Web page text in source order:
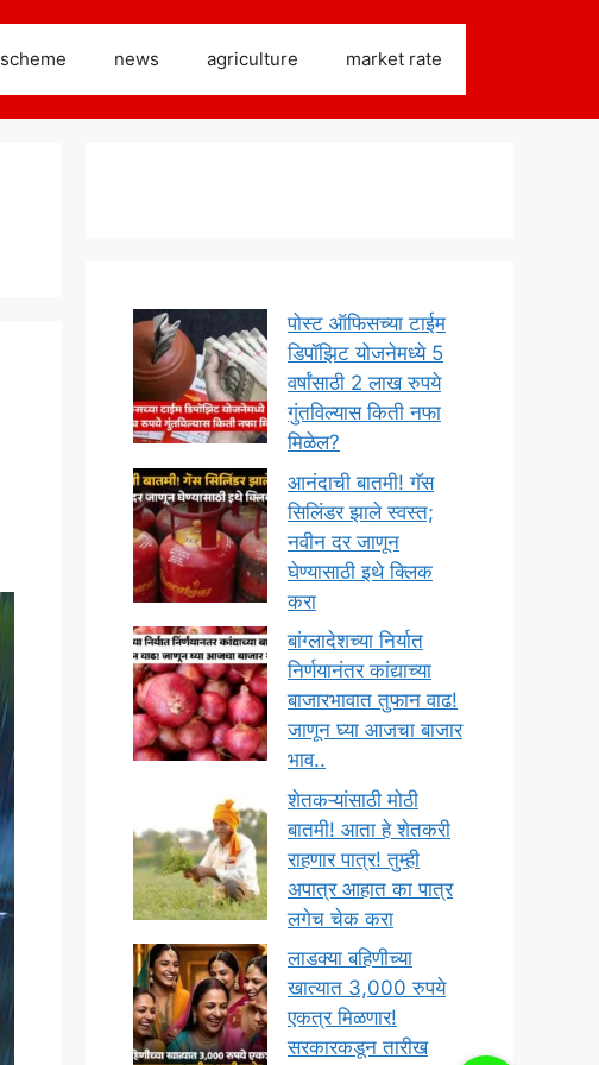
scheme news agriculture market rate
पोस्ट ऑफिसच्या टाईम
डिपॉझिट योजनेमध्ये 5
वर्षांसाठी 2 लाख रुपये
गुंतविल्यास किती नफा
मिळेल?
आनंदाची बातमी! गॅस
सिलिंडर झाले स्वस्त;
नवीन दर जाणून
घेण्यासाठी इथे क्लिक
करा
बांग्लादेशच्या निर्यात
निर्णयानंतर कांद्याच्या
बाजारभावात तुफान वाढ!
जाणून घ्या आजचा बाजार
भाव..
शेतकऱ्यांसाठी मोठी
बातमी! आता हे शेतकरी
राहणार पात्र! तुम्ही
अपात्र आहात का पात्र
लगेच चेक करा
लाडक्या बहिणीच्या
खात्यात 3,000 रुपये
एकत्र मिळणार!
सरकारकडून तारीख